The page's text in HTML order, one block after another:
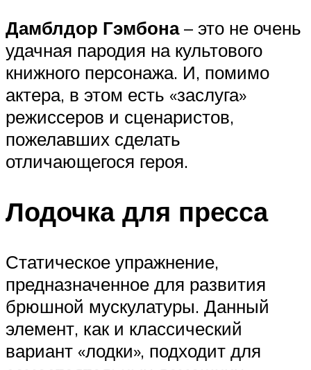
Дамблдор Гэмбона– это не очень
удачная пародия на культового
книжного персонажа. И, помимо
актера, в этом есть «заслуга»
режиссеров и сценаристов,
пожелавших сделать
отличающегося героя.
Лодочка для пресса
Статическое упражнение,
предназначенное для развития
брюшной мускулатуры. Данный
элемент, как и классический
вариант «лодки», подходит для